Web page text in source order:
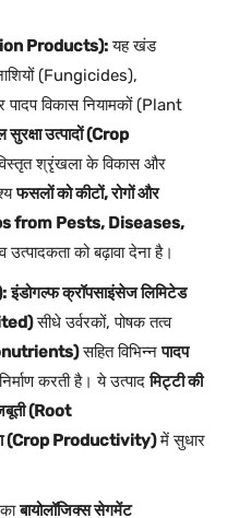
Products):यह खंड
(Fungicides),
विकास नियामकों (Plant
उत्पादों (Crop
श्रृंखला के विकास और
फसलों को कीटों, रोगों और
from Pests, Diseases,
को बढ़ावा देना है।
इंडोगल्फ क्रॉपसाइंसेज लिमिटेड
सीधे उर्वरकों, पोषक तत्व
सहित विभिन्नपादप
करती है। ये उत्पादमिट्टी की
(Root
(Crop Productivity)में सुधार
बायोलॉजिक्स सेगमेंट